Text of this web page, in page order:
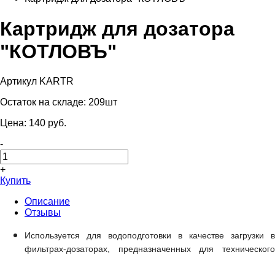
Картридж для дозатора
"КОТЛОВЪ"
Артикул KARTR
Остаток на складе: 209шт
Цена: 140 pуб.
-
+
Купить
Описание
Отзывы
Используется для водоподготовки в качестве загрузки в
фильтрах-дозаторах, предназначенных для технического